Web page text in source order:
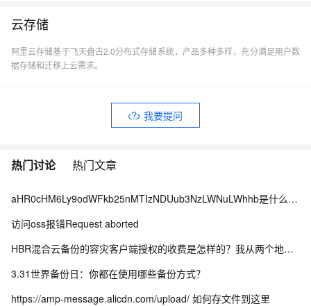
云存储
阿里云存储基于飞天盘古2.0分布式存储系统，产品多种多样，充分满足用户数
据存储和迁移上云需求。
我要提问
热门讨论 热门文章
aHR0cHM6Ly9odWFkb25nMTIzNDUub3NzLWNuLWhhb是什么情况？
访问oss报错Request aborted
HBR混合云备份的容灾客户端授权的收费是怎样的？我从两个地方看到的不一样，哪个为准？
3.31世界备份日：你都在使用哪些备份方式？
https://amp-message.alicdn.com/upload/ 如何存文件到这里